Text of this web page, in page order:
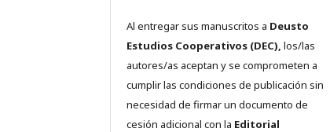
Al entregar sus manuscritos a Deusto
Estudios Cooperativos (DEC), los/las
autores/as aceptan y se comprometen a
cumplir las condiciones de publicación sin
necesidad de firmar un documento de
cesión adicional con la Editorial